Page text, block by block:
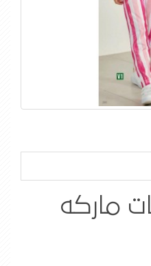
ماركه